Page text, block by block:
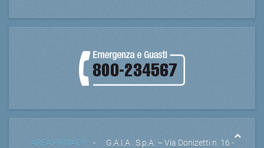
AREA PRIVACY- G.A.I.A . S.p.A. – Via Donizetti n. 16 -